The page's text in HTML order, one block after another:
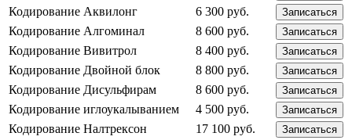
Кодирование Аквилонг 6 300 руб. Записаться
Кодирование Алгоминал 8 600 руб. Записаться
Кодирование Вивитрол 8 400 руб. Записаться
Кодирование Двойной блок 8 800 руб. Записаться
Кодирование Дисульфирам 8 600 руб. Записаться
Кодирование иглоукалыванием 4 500 руб. Записаться
Кодирование Налтрексон 17 100 руб. Записаться